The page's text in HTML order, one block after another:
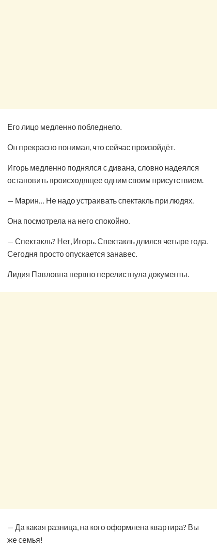
Его лицо медленно побледнело.
Он прекрасно понимал, что сейчас произойдёт.
Игорь медленно поднялся с дивана, словно надеялся
остановить происходящее одним своим присутствием.
— Марин… Не надо устраивать спектакль при людях.
Она посмотрела на него спокойно.
— Спектакль? Нет, Игорь. Спектакль длился четыре года.
Сегодня просто опускается занавес.
Лидия Павловна нервно перелистнула документы.
— Да какая разница, на кого оформлена квартира? Вы
же семья!